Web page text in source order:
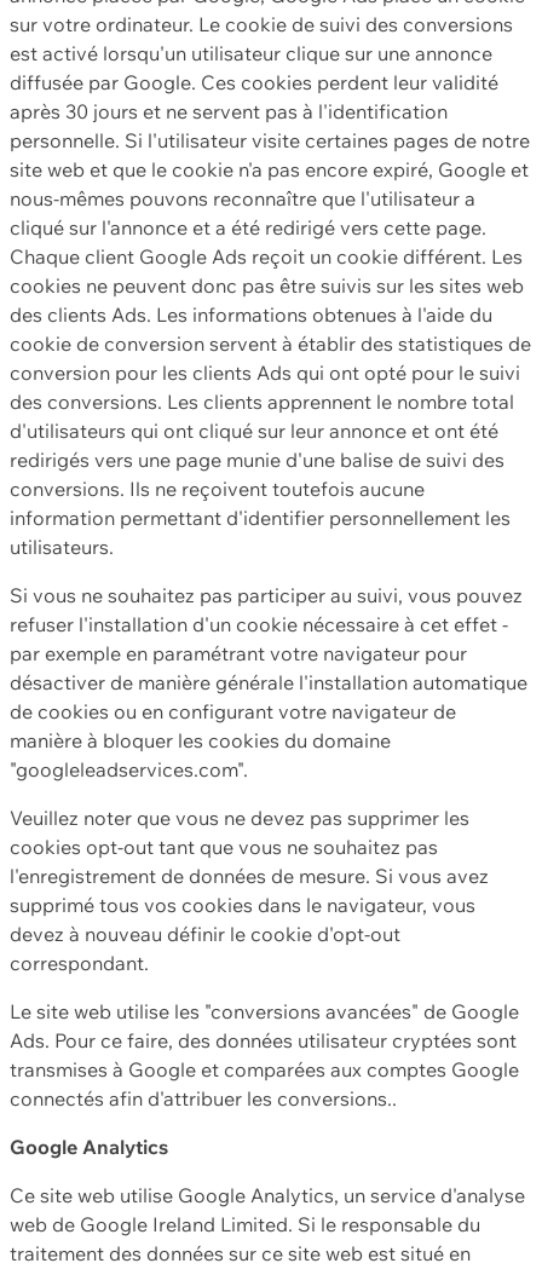
sur votre ordinateur. Le cookie de suivi des conversions
est activé lorsqu'un utilisateur clique sur une annonce
diffusée par Google. Ces cookies perdent leur validité
après 30 jours et ne servent pas à l'identification
personnelle. Si l'utilisateur visite certaines pages de notre
site web et que le cookie n'a pas encore expiré, Google et
nous-mêmes pouvons reconnaître que l'utilisateur a
cliqué sur l'annonce et a été redirigé vers cette page.
Chaque client Google Ads reçoit un cookie différent. Les
cookies ne peuvent donc pas être suivis sur les sites web
des clients Ads. Les informations obtenues à l'aide du
cookie de conversion servent à établir des statistiques de
conversion pour les clients Ads qui ont opté pour le suivi
des conversions. Les clients apprennent le nombre total
d'utilisateurs qui ont cliqué sur leur annonce et ont été
redirigés vers une page munie d'une balise de suivi des
conversions. Ils ne reçoivent toutefois aucune
information permettant d'identifier personnellement les
utilisateurs.
Si vous ne souhaitez pas participer au suivi, vous pouvez
refuser l'installation d'un cookie nécessaire à cet effet -
par exemple en paramétrant votre navigateur pour
désactiver de manière générale l'installation automatique
de cookies ou en configurant votre navigateur de
manière à bloquer les cookies du domaine
"googleleadservices.com".
Veuillez noter que vous ne devez pas supprimer les
cookies opt-out tant que vous ne souhaitez pas
l'enregistrement de données de mesure. Si vous avez
supprimé tous vos cookies dans le navigateur, vous
devez à nouveau définir le cookie d'opt-out
correspondant.
Le site web utilise les "conversions avancées" de Google
Ads. Pour ce faire, des données utilisateur cryptées sont
transmises à Google et comparées aux comptes Google
connectés afin d'attribuer les conversions..
Google Analytics
Ce site web utilise Google Analytics, un service d'analyse
web de Google Ireland Limited. Si le responsable du
traitement des données sur ce site web est situé en